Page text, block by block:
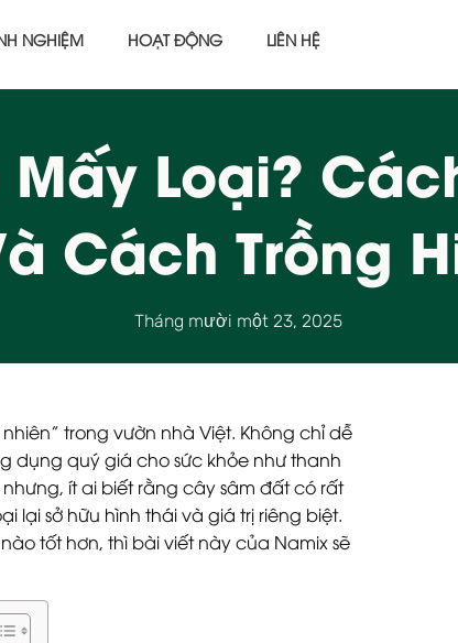
NGHIỆM HOẠT ĐỘNG LIÊN HỆ
Loại?
Cách Trồng
Tháng mười một 23, 2025
trong vườn nhà Việt. Không chỉ dễ
dụng quý giá cho sức khỏe như thanh
ít ai biết rằng cây sâm đất có rất
lại sở hữu hình thái và giá trị riêng biệt.
tốt hơn, thì bài viết này của Namix sẽ